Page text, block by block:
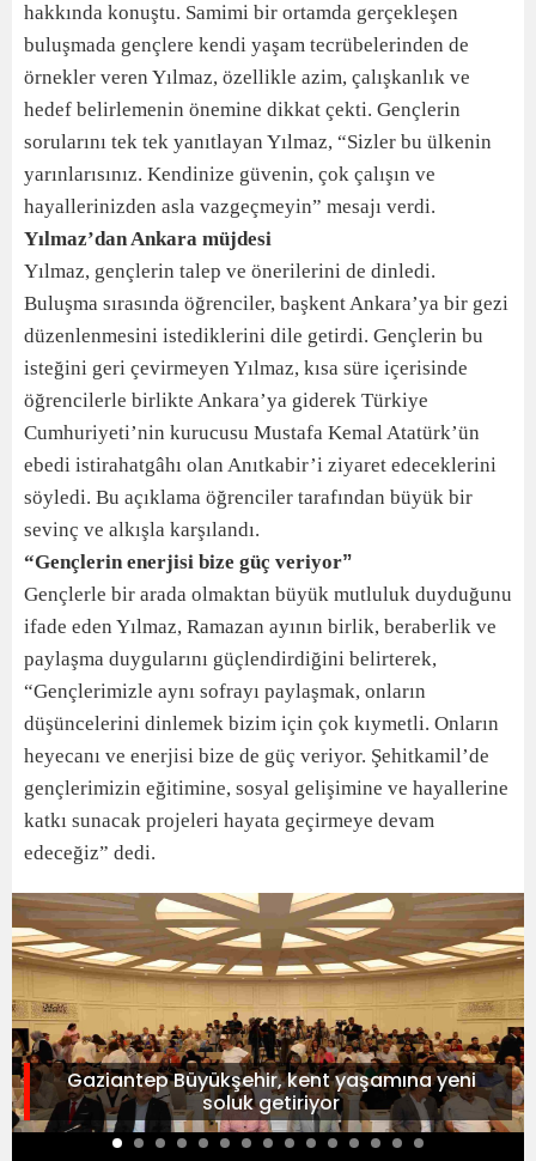
hakkında konuştu. Samimi bir ortamda gerçekleşen
buluşmada gençlere kendi yaşam tecrübelerinden de
örnekler veren Yılmaz, özellikle azim, çalışkanlık ve
hedef belirlemenin önemine dikkat çekti. Gençlerin
sorularını tek tek yanıtlayan Yılmaz, “Sizler bu ülkenin
yarınlarısınız. Kendinize güvenin, çok çalışın ve
hayallerinizden asla vazgeçmeyin” mesajı verdi.
Yılmaz’dan Ankara müjdesi
Yılmaz, gençlerin talep ve önerilerini de dinledi.
Buluşma sırasında öğrenciler, başkent Ankara’ya bir gezi
düzenlenmesini istediklerini dile getirdi. Gençlerin bu
isteğini geri çevirmeyen Yılmaz, kısa süre içerisinde
öğrencilerle birlikte Ankara’ya giderek Türkiye
Cumhuriyeti’nin kurucusu Mustafa Kemal Atatürk’ün
ebedi istirahatgâhı olan Anıtkabir’i ziyaret edeceklerini
söyledi. Bu açıklama öğrenciler tarafından büyük bir
sevinç ve alkışla karşılandı.
“Gençlerin enerjisi bize güç veriyor”
Gençlerle bir arada olmaktan büyük mutluluk duyduğunu
ifade eden Yılmaz, Ramazan ayının birlik, beraberlik ve
paylaşma duygularını güçlendirdiğini belirterek,
“Gençlerimizle aynı sofrayı paylaşmak, onların
düşüncelerini dinlemek bizim için çok kıymetli. Onların
heyecanı ve enerjisi bize de güç veriyor. Şehitkamil’de
gençlerimizin eğitimine, sosyal gelişimine ve hayallerine
katkı sunacak projeleri hayata geçirmeye devam
edeceğiz” dedi.
Gaziantep Büyükşehir, kent yaşamına yeni
soluk getiriyor